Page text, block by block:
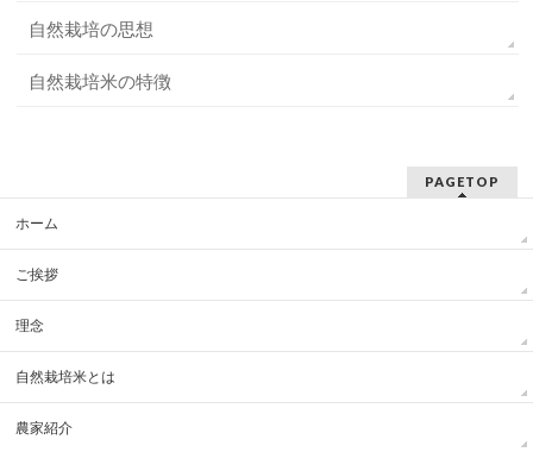
自然栽培の思想
自然栽培米の特徴
PAGETOP
ホーム
ご挨拶
理念
自然栽培米とは
農家紹介